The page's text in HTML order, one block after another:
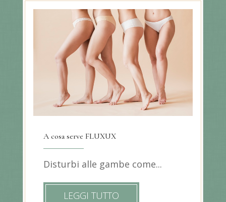
A cosa serve FLUXUX
Disturbi alle gambe come...
LEGGI TUTTO